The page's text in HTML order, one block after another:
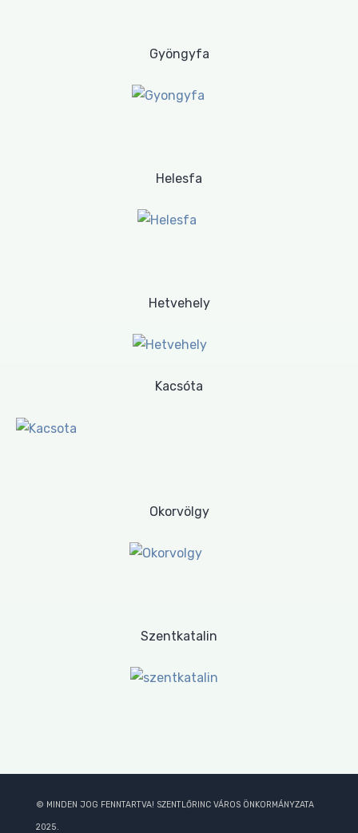
Gyöngyfa
Helesfa
Hetvehely
Kacsóta
Okorvölgy
Szentkatalin
© MINDEN JOG FENNTARTVA! SZENTLŐRINC VÁROS ÖNKORMÁNYZATA
2025.